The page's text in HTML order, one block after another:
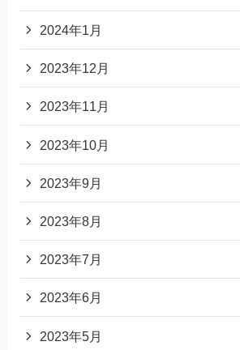
2024年1月
2023年12月
2023年11月
2023年10月
2023年9月
2023年8月
2023年7月
2023年6月
2023年5月